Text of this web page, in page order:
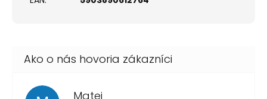
Matej